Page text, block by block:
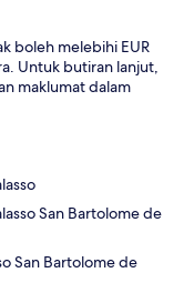
boleh melebihi EUR
Untuk butiran lanjut,
maklumat dalam
San Bartolome de
San Bartolome de